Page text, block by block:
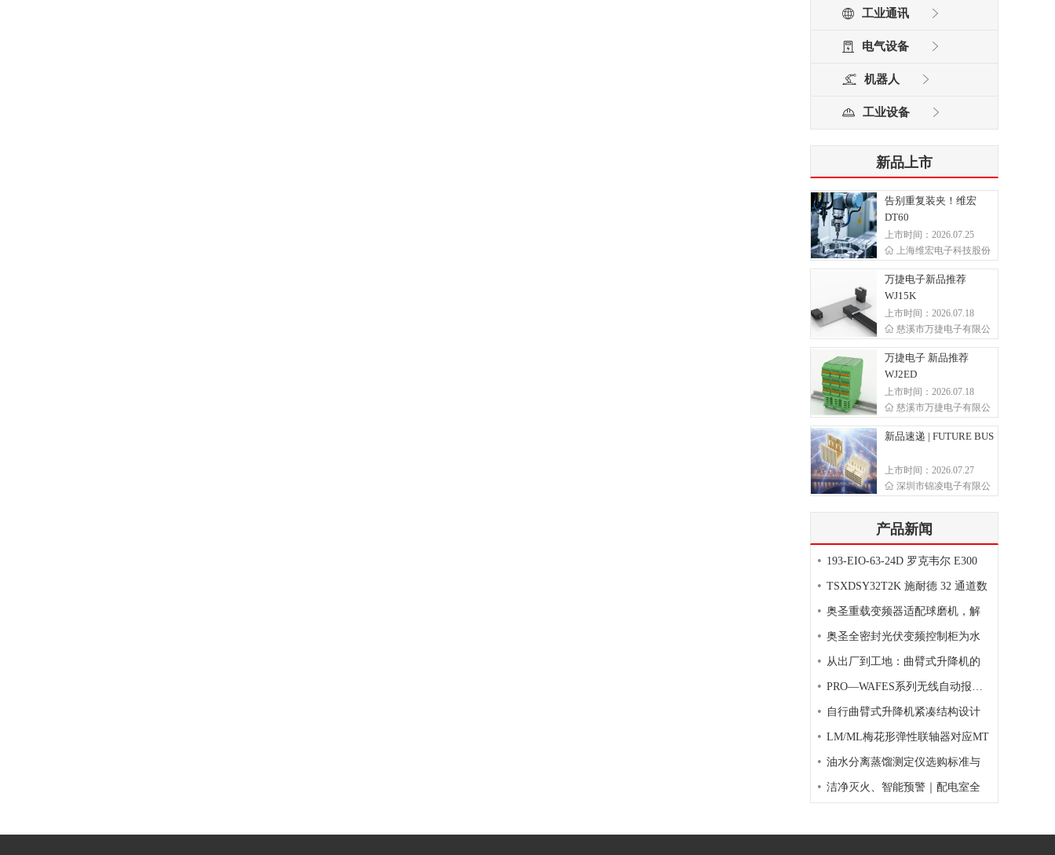
工业通讯
电气设备
机器人
工业设备
新品上市
告别重复装夹！维宏
DT60
上市时间：2026.07.25
上海维宏电子科技股份
万捷电子新品推荐
WJ15K
上市时间：2026.07.18
慈溪市万捷电子有限公
万捷电子 新品推荐
WJ2ED
上市时间：2026.07.18
慈溪市万捷电子有限公
新品速递 | FUTURE BUS
上市时间：2026.07.27
深圳市锦凌电子有限公
产品新闻
• 193-EIO-63-24D 罗克韦尔 E300
• TSXDSY32T2K 施耐德 32 通道数
• 奥圣重载变频器适配球磨机，解
• 奥圣全密封光伏变频控制柜为水
• 从出厂到工地：曲臂式升降机的
• PRO—WAFES系列无线自动报警灭
• 自行曲臂式升降机紧凑结构设计
• LM/ML梅花形弹性联轴器对应MT
• 油水分离蒸馏测定仪选购标准与
• 洁净灭火、智能预警｜配电室全